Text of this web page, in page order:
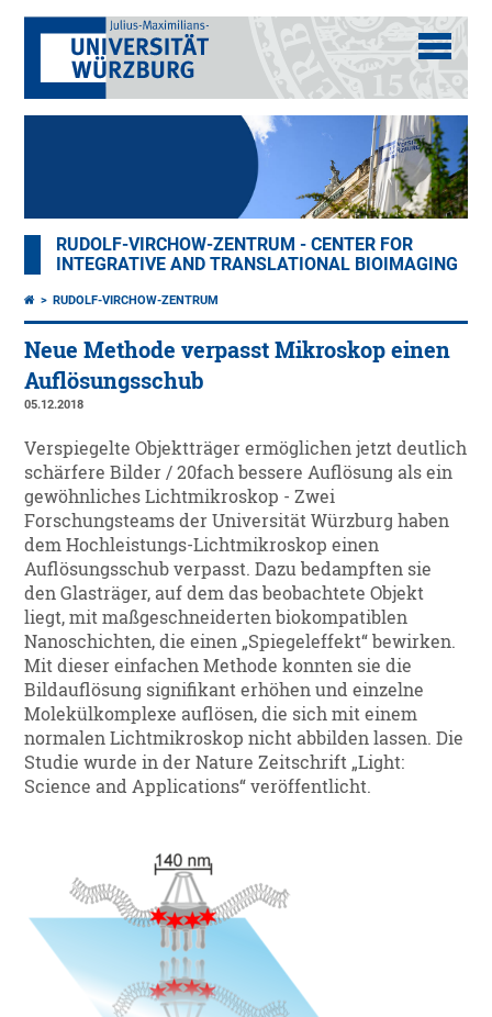
RUDOLF-VIRCHOW-ZENTRUM - CENTER FOR
INTEGRATIVE AND TRANSLATIONAL BIOIMAGING
RUDOLF-VIRCHOW-ZENTRUM
Neue Methode verpasst Mikroskop einen
Auflösungsschub
05.12.2018
Verspiegelte Objektträger ermöglichen jetzt deutlich
schärfere Bilder / 20fach bessere Auflösung als ein
gewöhnliches Lichtmikroskop - Zwei
Forschungsteams der Universität Würzburg haben
dem Hochleistungs-Lichtmikroskop einen
Auflösungsschub verpasst. Dazu bedampften sie
den Glasträger, auf dem das beobachtete Objekt
liegt, mit maßgeschneiderten biokompatiblen
Nanoschichten, die einen „Spiegeleffekt“ bewirken.
Mit dieser einfachen Methode konnten sie die
Bildauflösung signifikant erhöhen und einzelne
Molekülkomplexe auflösen, die sich mit einem
normalen Lichtmikroskop nicht abbilden lassen. Die
Studie wurde in der Nature Zeitschrift „Light:
Science and Applications“ veröffentlicht.